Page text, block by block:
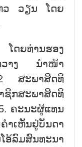
ວ ວຽນ ໂດຍ
ດຍທ່ານຮອງ
ວາງ ນຳໜ້າ
ສະພາສິດທິ
ກສະພາສິດທິ
ຄະນະຜູ້ແທນ
ຳເຫັນຢູ່ບັນດາ
ລົມສົນທະນາ